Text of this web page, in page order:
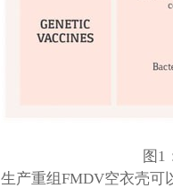
图1
生产重组FMDV空衣壳可